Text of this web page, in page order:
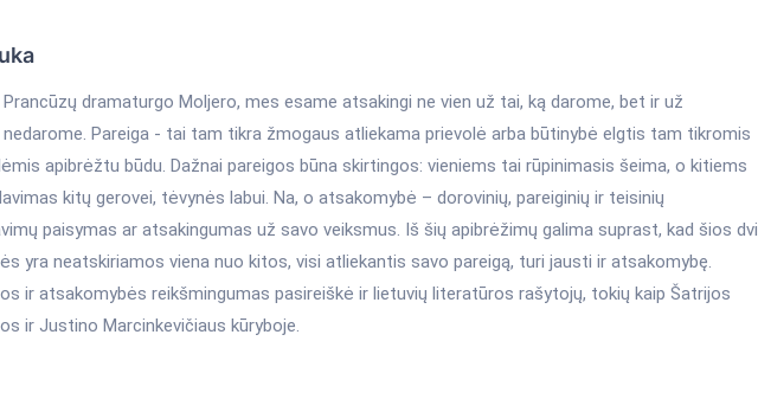
Prancūzų dramaturgo Moljero, mes esame atsakingi ne vien už tai, ką darome, bet ir už
nedarome. Pareiga - tai tam tikra žmogaus atliekama prievolė arba būtinybė elgtis tam tikromis
apibrėžtu būdu. Dažnai pareigos būna skirtingos: vieniems tai rūpinimasis šeima, o kitiems
kitų gerovei, tėvynės labui. Na, o atsakomybė – dorovinių, pareiginių ir teisinių
paisymas ar atsakingumas už savo veiksmus. Iš šių apibrėžimų galima suprast, kad šios dvi
yra neatskiriamos viena nuo kitos, visi atliekantis savo pareigą, turi jausti ir atsakomybę.
ir atsakomybės reikšmingumas pasireiškė ir lietuvių literatūros rašytojų, tokių kaip Šatrijos
ir Justino Marcinkevičiaus kūryboje.